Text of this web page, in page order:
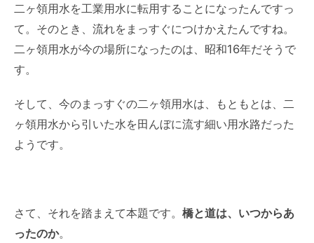
二ヶ領用水を工業用水に転用することになったんですっ
て。そのとき、流れをまっすぐにつけかえたんですね。
二ヶ領用水が今の場所になったのは、昭和16年だそうで
す。
そして、今のまっすぐの二ヶ領用水は、もともとは、二
ヶ領用水から引いた水を田んぼに流す細い用水路だった
ようです。
さて、それを踏まえて本題です。 橋と道は、いつからあ
ったのか。